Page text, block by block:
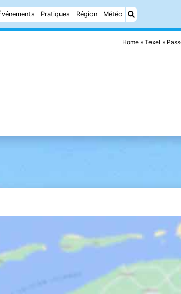
Pratiques Région Météo
Home Texel